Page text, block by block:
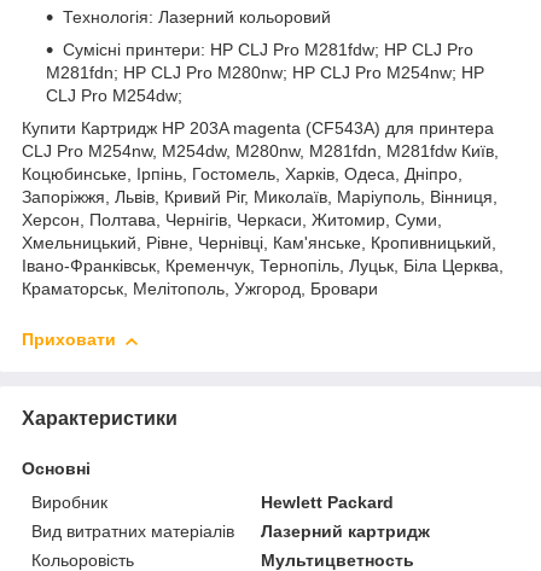
Технологія: Лазерний кольоровий
Сумісні принтери: HP CLJ Pro M281fdw; HP CLJ Pro
M281fdn; HP CLJ Pro M280nw; HP CLJ Pro M254nw; HP
CLJ Pro M254dw;
Купити Картридж HP 203A magenta (CF543A) для принтера
CLJ Pro M254nw, M254dw, M280nw, M281fdn, M281fdw Київ,
Коцюбинське, Ірпінь, Гостомель, Харків, Одеса, Дніпро,
Запоріжжя, Львів, Кривий Ріг, Миколаїв, Маріуполь, Вінниця,
Херсон, Полтава, Чернігів, Черкаси, Житомир, Суми,
Хмельницький, Рівне, Чернівці, Кам'янське, Кропивницький,
Івано-Франківськ, Кременчук, Тернопіль, Луцьк, Біла Церква,
Краматорськ, Мелітополь, Ужгород, Бровари
Приховати
Характеристики
Основні
Виробник
Hewlett Packard
Вид витратних матеріалів
Лазерний картридж
Кольоровість
Мультицветность